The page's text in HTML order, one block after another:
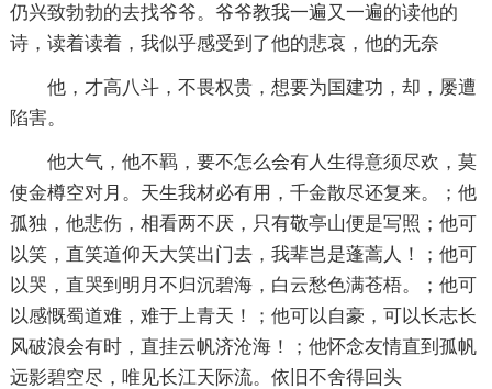
仍兴致勃勃的去找爷爷。爷爷教我一遍又一遍的读他的
诗，读着读着，我似乎感受到了他的悲哀，他的无奈
他，才高八斗，不畏权贵，想要为国建功，却，屡遭
陷害。
他大气，他不羁，要不怎么会有人生得意须尽欢，莫
使金樽空对月。天生我材必有用，千金散尽还复来。；他
孤独，他悲伤，相看两不厌，只有敬亭山便是写照；他可
以笑，直笑道仰天大笑出门去，我辈岂是蓬蒿人！；他可
以哭，直哭到明月不归沉碧海，白云愁色满苍梧。；他可
以感慨蜀道难，难于上青天！；他可以自豪，可以长志长
风破浪会有时，直挂云帆济沧海！；他怀念友情直到孤帆
远影碧空尽，唯见长江天际流。依旧不舍得回头